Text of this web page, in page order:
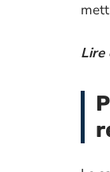
Lire